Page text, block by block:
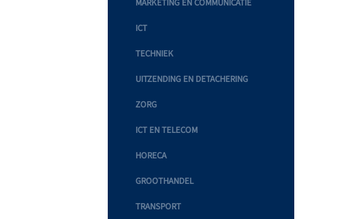
MARKETING EN COMMUNICATIE
ICT
TECHNIEK
UITZENDING EN DETACHERING
ZORG
ICT EN TELECOM
HORECA
GROOTHANDEL
TRANSPORT